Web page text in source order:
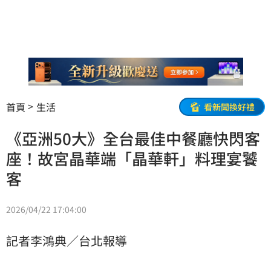
首頁 生活 看新聞換好禮
《亞洲50大》全台最佳中餐廳快閃客
座！故宮晶華端「晶華軒」料理宴饕
客
2026/04/22 17:04:00
記者李鴻典／台北報導